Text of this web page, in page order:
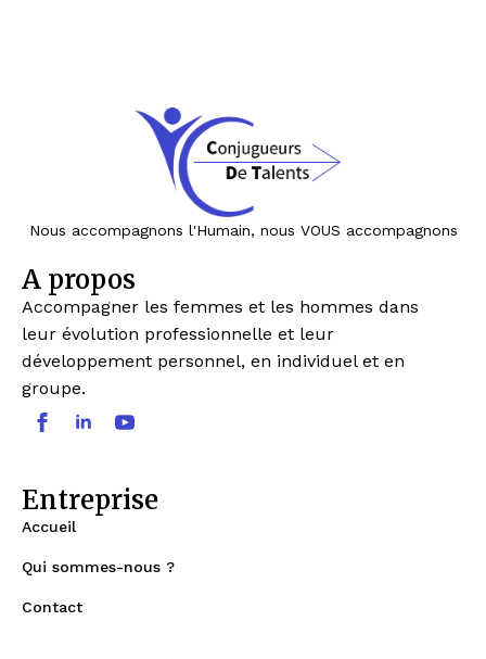
Nous accompagnons l'Humain, nous VOUS accompagnons
A propos
Accompagner les femmes et les hommes dans
leur évolution professionnelle et leur
développement personnel, en individuel et en
groupe.
Entreprise
Accueil
Qui sommes-nous ?
Contact